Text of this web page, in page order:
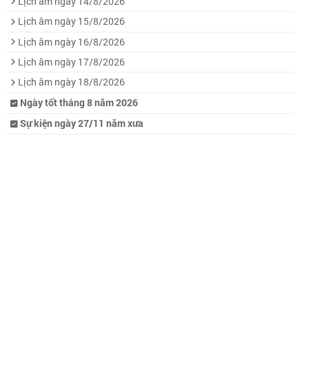
Lịch âm ngày 15/8/2026
Lịch âm ngày 16/8/2026
Lịch âm ngày 17/8/2026
Lịch âm ngày 18/8/2026
Ngày tốt tháng 8 năm 2026
Sự kiện ngày 27/11 năm xưa